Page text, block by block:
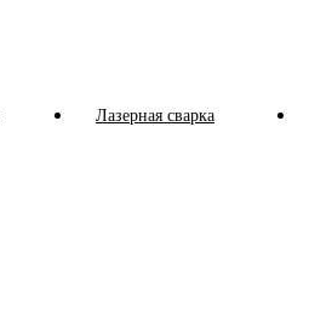
Лазерная сварка